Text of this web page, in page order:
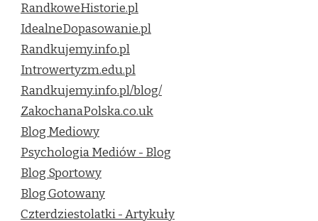
RandkoweHistorie.pl
IdealneDopasowanie.pl
Randkujemy.info.pl
Introwertyzm.edu.pl
Randkujemy.info.pl/blog/
ZakochanaPolska.co.uk
Blog Mediowy
Psychologia Mediów - Blog
Blog Sportowy
Blog Gotowany
Czterdziestolatki - Artykuły